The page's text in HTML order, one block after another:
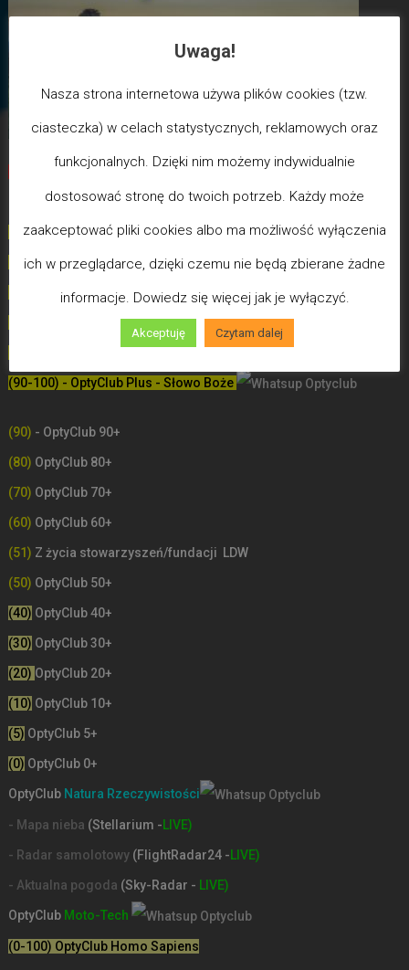
Biegun Maksymalizmu -Poziom wcześniejszej śmierci
biologicznej
(100) - Bóg/Duch istnieje / JA JESTEM
(99)- Poziom poświęceń LDW
- Poziom Miłości
- Poziom Mądrości
(90-100) - OptyClub Plus - Słowo Boże
(90) - OptyClub 90+
(80) OptyClub 80+
(70) OptyClub 70+
(60) OptyClub 60+
(51) Z życia stowarzyszeń/fundacji LDW
(50) OptyClub 50+
(40) OptyClub 40+
(30) OptyClub 30+
(20) OptyClub 20+
(10) OptyClub 10+
(5) OptyClub 5+
(0) OptyClub 0+
OptyClub Natura Rzeczywistości
- Mapa nieba (Stellarium -LIVE)
- Radar samolotowy (FlightRadar24 -LIVE)
- Aktualna pogoda (Sky-Radar - LIVE)
OptyClub Moto-Tech
(0-100) OptyClub Homo Sapiens
Uwaga!
Nasza strona internetowa używa plików cookies (tzw.
ciasteczka) w celach statystycznych, reklamowych oraz
funkcjonalnych. Dzięki nim możemy indywidualnie
dostosować stronę do twoich potrzeb. Każdy może
zaakceptować pliki cookies albo ma możliwość wyłączenia
ich w przeglądarce, dzięki czemu nie będą zbierane żadne
informacje. Dowiedz się więcej jak je wyłączyć.
Akceptuję Czytam dalej